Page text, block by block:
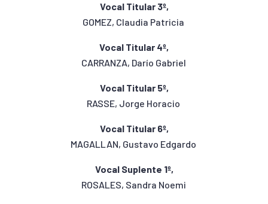
Vocal Titular 3º,
GOMEZ, Claudia Patricia
Vocal Titular 4º,
CARRANZA, Darío Gabriel
Vocal Titular 5º,
RASSE, Jorge Horacio
Vocal Titular 6º,
MAGALLAN, Gustavo Edgardo
Vocal Suplente 1º,
ROSALES, Sandra Noemi